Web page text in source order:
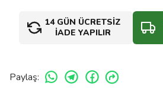
14 GÜN ÜCRETSİZ
İADE YAPILIR
Paylaş: